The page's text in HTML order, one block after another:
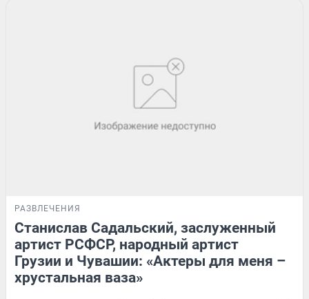
РАЗВЛЕЧЕНИЯ
Станислав Садальский, заслуженный
артист РСФСР, народный артист
Грузии и Чувашии: «Актеры для меня –
хрустальная ваза»